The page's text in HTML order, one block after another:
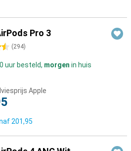
Pro 3
(294)
uur besteld, morgen in huis
Apple
201,95